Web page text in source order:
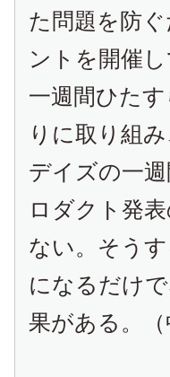
た問題を防
ントを開催
一週間ひた
りに取り組
デイズの一
ロダクト発
ない。そう
になるだけ
果がある。（